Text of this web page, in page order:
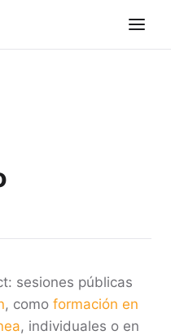
sesiones públicas
, como formación en
, individuales o en